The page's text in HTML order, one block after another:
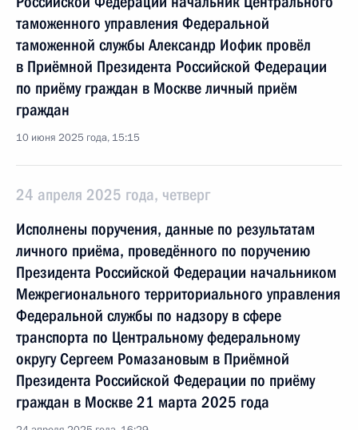
таможенного управления Федеральной
таможенной службы Александр Иофик провёл
в Приёмной Президента Российской Федерации
по приёму граждан в Москве личный приём
граждан
10 июня 2025 года, 15:15
24 апреля 2025 года, четверг
Исполнены поручения, данные по результатам
личного приёма, проведённого по поручению
Президента Российской Федерации начальником
Межрегионального территориального управления
Федеральной службы по надзору в сфере
транспорта по Центральному федеральному
округу Сергеем Ромазановым в Приёмной
Президента Российской Федерации по приёму
граждан в Москве 21 марта 2025 года